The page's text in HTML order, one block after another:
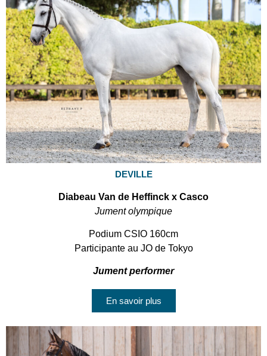
DEVILLE
Diabeau Van de Heffinck x Casco
Jument olympique
Podium CSIO 160cm
Participante au JO de Tokyo
Jument performer
En savoir plus